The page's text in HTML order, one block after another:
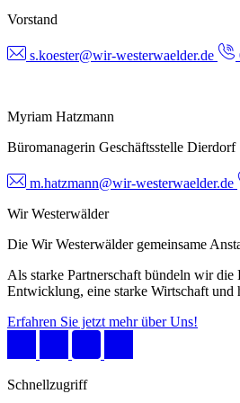
Vorstand
s.koester@wir-westerwaelder.de
Myriam Hatzmann
Büromanagerin Geschäftsstelle Dierdorf
m.hatzmann@wir-westerwaelder.de
Wir Westerwälder
Die Wir Westerwälder gemeinsame
Als starke Partnerschaft bündeln wir
Entwicklung, eine starke Wirtschaft und
Erfahren Sie jetzt mehr über Uns!
Schnellzugriff